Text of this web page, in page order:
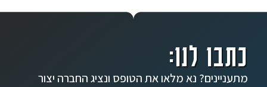
כתבו לנו:
מתעניינים? נא מלאו את הטופס ונציג החברה יצור